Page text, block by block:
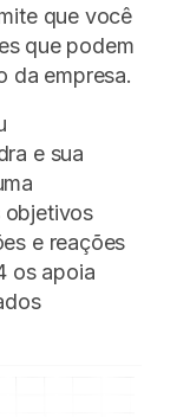
que você
que podem
da empresa.
e sua
objetivos
e reações
os apoia